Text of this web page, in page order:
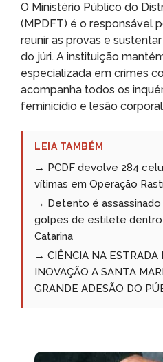
O Ministério Público do
(MPDFT) é o responsável
reunir as provas e
do júri. A instituição
especializada em crimes
acompanha todos os
feminicídio e lesão
LEIA TAMBÉM
→ PCDF devolve 284
vítimas em Operação
→ Detento é
golpes de estilete dentro
Catarina
→ CIÊNCIA NA ESTRADA
INOVAÇÃO A SANTA
GRANDE ADESÃO DO